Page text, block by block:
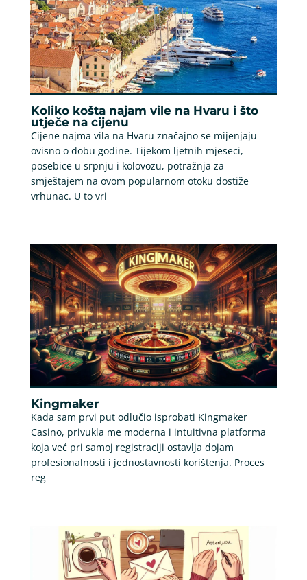
Koliko košta najam vile na Hvaru i što
utječe na cijenu
Cijene najma vila na Hvaru značajno se mijenjaju
ovisno o dobu godine. Tijekom ljetnih mjeseci,
posebice u srpnju i kolovozu, potražnja za
smještajem na ovom popularnom otoku dostiže
vrhunac. U to vri
Kingmaker
Kada sam prvi put odlučio isprobati Kingmaker
Casino, privukla me moderna i intuitivna platforma
koja već pri samoj registraciji ostavlja dojam
profesionalnosti i jednostavnosti korištenja. Proces
reg